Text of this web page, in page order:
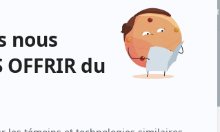
NOUS CONTACTER